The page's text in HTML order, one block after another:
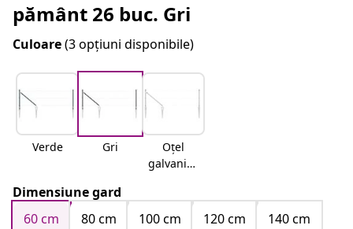
pământ 26 buc. Gri
Culoare(3 opțiuni disponibile)
Verde Gri
Oțel
galvaniza
Dimensiune gard
60 cm
80 cm 100 cm 120 cm
140 cm